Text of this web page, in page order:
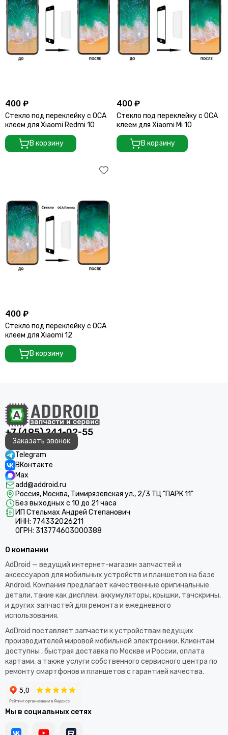
400 ₽
Стекло под переклейку с OCA
клеем для Xiaomi Redmi 10
В корзину
400 ₽
Стекло под переклейку с OCA
клеем для Xiaomi Mi 10
В корзину
400 ₽
Стекло под переклейку с OCA
клеем для Xiaomi 12
В корзину
+7 (495) 241-02-55
Заказать звонок
Telegram
ВКонтакте
Max
add@addroid.ru
Россия, Москва, Тимирязевская ул., 2/3 ТЦ "ПАРК 11"
Без выходных с 10 до 21 часа
ИП Стельмах Андрей Степанович
ИНН: 774332026211
ОГРН: 313774603000388
О компании
AdDroid — ведущий интернет-магазин запчастей и
аксессуаров для мобильных устройств и планшетов на базе
Android. Компания предлагает качественные оригинальные
детали, такие как дисплеи, аккумуляторы, крышки, тачскрины,
и других запчастей для ремонта и ежедневного
использования.​
AdDroid поставляет запчасти к устройствам ведущих
производителей мировой мобильной электроники. Клиентам
доступны , быстрая доставка по Москве и России, оплата
картами, а также услуги собственного сервисного центра по
ремонту смартфонов и планшетов с гарантией качества.
Мы в социальных сетях